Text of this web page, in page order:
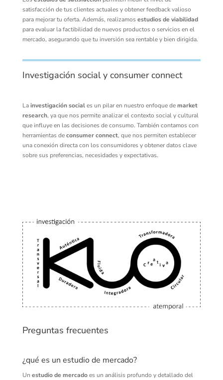
satisfacción de tus clientes actuales y obtener feedback valioso
para mejorar tu oferta. Además, realizamosestudios de viabilidad
para evaluar la factibilidad de nuevos productos o servicios en el
mercado, asegurando que tu inversión sea rentable y bien dirigida.
Investigación social y consumer connect
Lainvestigación sociales un pilar en nuestro enfoque demarket
research, ya que nos permite analizar el contexto social y cultural
que influye en las decisiones de consumo. También contamos con
herramientas deconsumer connect, que nos permiten establecer
una conexión directa con los consumidores y obtener datos clave
sobre sus preferencias, necesidades y expectativas.
Preguntas frecuentes
¿qué es un estudio de mercado?
Un estudio de mercadoes un análisis profundo y detallado del